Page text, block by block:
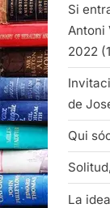
Si
Antoni
2022
de
Qui
La